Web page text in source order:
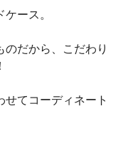
ース。
だから、こだわり
てコーディネート